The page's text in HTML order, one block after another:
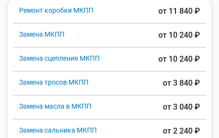
Ремонт коробки МКПП от 11 840 ₽
Замена МКПП от 10 240 ₽
Замена сцепления МКПП от 10 240 ₽
Замена тросов МКПП от 3 840 ₽
Замена масла в МКПП от 3 040 ₽
Замена сальника МКПП от 2 240 ₽